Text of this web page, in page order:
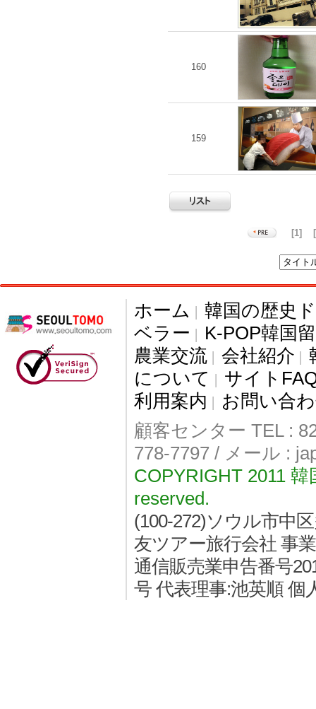
160
159
[1]
ホーム | 韓国の歴史
ベラー | K-POP韓国
農業交流 | 会社紹介 |
について | サイト
利用案内 | お問い合
顧客センター TEL :
778-7797 / メール :
COPYRIGHT 2011
reserved.
(100-272)ソウル市中
友ツアー旅行会社 事
通信販売業申告番号
号 代表理事:池英順 個